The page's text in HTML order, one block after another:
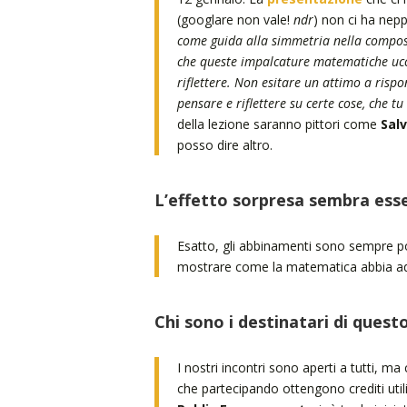
(googlare non vale! ndr) non ci ha
come guida alla simmetria nella
che queste impalcature matematiche
riflettere. Non esitare un attimo a
pensare e riflettere su certe cose, che tu
della lezione saranno pittori come
posso dire altro.
L’effetto sorpresa sembra
Esatto, gli abbinamenti sono sempre
mostrare come la matematica abbia
Chi sono i destinatari di
I nostri incontri sono aperti a tutti, ma
che partecipando ottengono crediti